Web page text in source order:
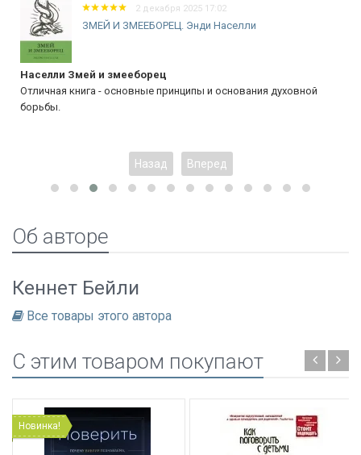
2 декабря 2025 17:02
ЗМЕЙ И ЗМЕЕБОРЕЦ. Энди Населли
Населли Змей и змееборец
Отличная книга - основные принципы и основания духовной
борьбы.
Назад Вперед
Об авторе
Кеннет Бейли
Все товары этого автора
C этим товаром покупают
Новинка!